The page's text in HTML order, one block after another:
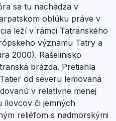
sa tu nachádza v
oblúku práve v
leží v rámci Tatranského
významu Tatry a
2000). Rašelinisko
brázda. Pretiahla
od severu lemovaná
v relatívne menej
ílovcov či jemných
reliéfom s nadmorskými